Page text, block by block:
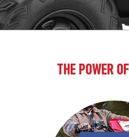
THE POWER